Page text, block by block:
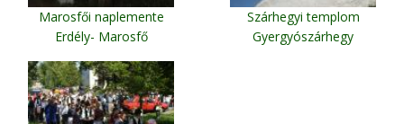
Marosfői naplemente
Erdély- Marosfő
Szárhegyi templom
Gyergyószárhegy